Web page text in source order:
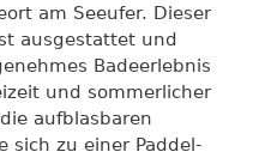
am Seeufer. Dieser
ausgestattet und
Badeerlebnis
und sommerlicher
aufblasbaren
sich zu einer Paddel-